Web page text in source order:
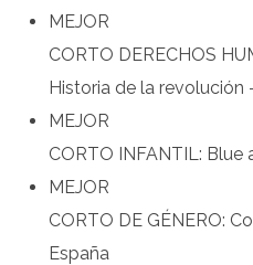
MEJOR
CORTO DERECHOS
Historia de la revolución
MEJOR
CORTO INFANTIL: Blue
MEJOR
CORTO DE GÉNERO:
España